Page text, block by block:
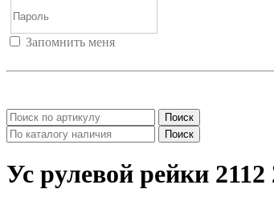
Запомнить меня
Поиск
Поиск
Ус рулевой рейки 2112